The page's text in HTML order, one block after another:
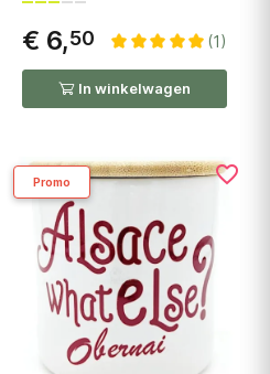
€ 6,50 (1)
In winkelwagen
Promo favorite_border